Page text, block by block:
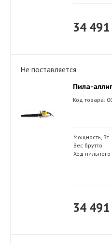
34 491
Не поставляется
Пила-
Код товара:
Мощность, Вт
Вес брутто
Ход пильного
34 491